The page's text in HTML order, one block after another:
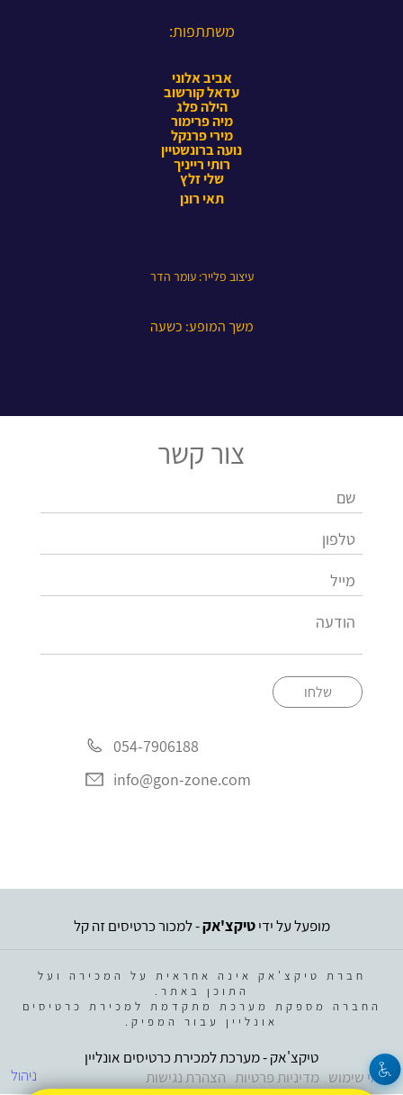
משתתפות:
אביב אלוני
עדאל קורשוב
הילה פלג
מיה פרימור
מירי פרנקל
נועה ברונשטיין
רותי רייניך
שלי זלץ
תאי רונן
עיצוב פלייר: עומר הדר
משך המופע: כשעה
צור קשר
שלחו
054-7906188
info@gon-zone.com
מופעל על ידיטיקצ'אק- למכור כרטיסים זה קל
חברת טיקצ'אק אינה אחראית על המכירה ועל
התוכן באתר.
החברה מספקת מערכת מתקדמת למכירת כרטיסים
אונליין עבור המפיק.
ניהול
טיקצ'אק - מערכת למכירת כרטיסים אונליין
תנאי שימוש מדיניות פרטיות הצהרת נגישות